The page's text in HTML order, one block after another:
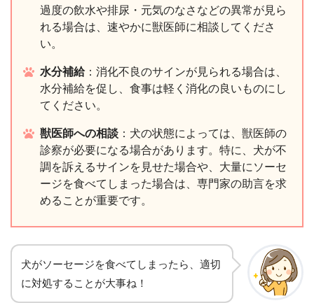
過度の飲水や排尿・元気のなさなどの異常が見ら
れる場合は、速やかに獣医師に相談してくださ
い。
水分補給：消化不良のサインが見られる場合は、
水分補給を促し、食事は軽く消化の良いものにし
てください。
獣医師への相談 ：犬の状態によっては、獣医師の
診察が必要になる場合があります。特に、犬が不
調を訴えるサインを見せた場合や、大量にソーセ
ージを食べてしまった場合は、専門家の助言を求
めることが重要です。
犬がソーセージを食べてしまったら、適切
に対処することが大事ね！